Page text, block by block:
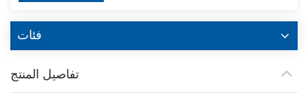
فئات
تفاصيل المنتج